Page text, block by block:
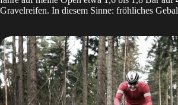
Gravelreifen. In diesem Sinne: fröhliches